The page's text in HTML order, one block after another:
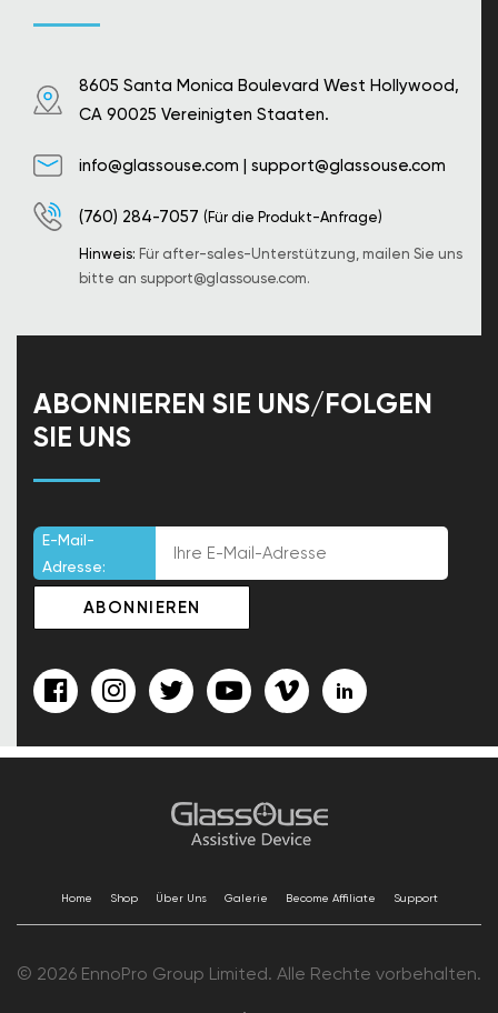
8605 Santa Monica Boulevard West Hollywood,
CA 90025 Vereinigten Staaten.
info@glassouse.com | support@glassouse.com
(760) 284-7057 (Für die Produkt-Anfrage)
Hinweis: Für after-sales-Unterstützung, mailen Sie uns
bitte an support@glassouse.com.
ABONNIEREN SIE UNS/FOLGEN
SIE UNS
E-Mail-
Adresse:
Home Shop Über Uns Galerie Become Affiliate Support
© 2026 EnnoPro Group Limited. Alle Rechte vorbehalten.